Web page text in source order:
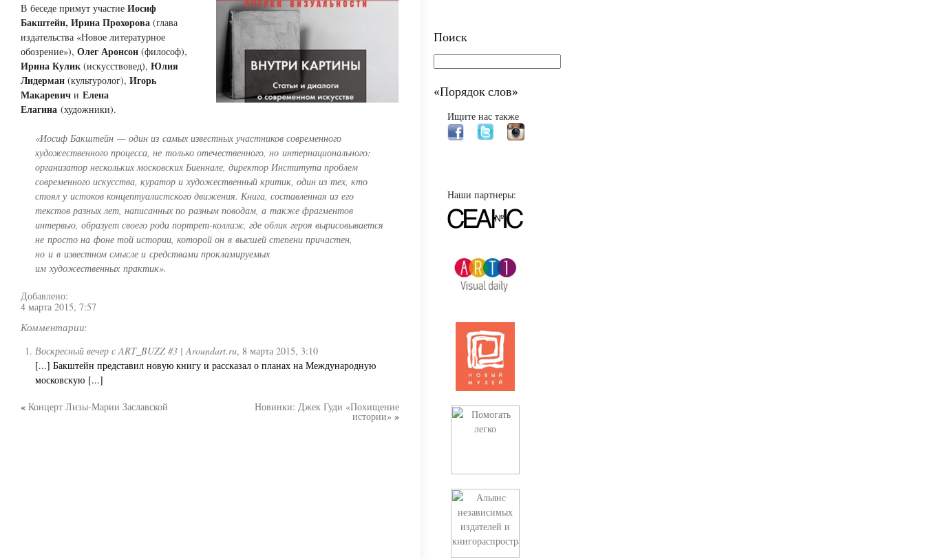
В беседе примут участие Иосиф
Бакштейн, Ирина Прохорова (глава
издательства «Новое литературное
обозрение»), Олег Аронсон (философ),
Ирина Кулик (искусствовед), Юлия
Лидерман (культуролог), Игорь
Макаревич и Елена
Елагина (художники).
«Иосиф Бакштейн — один из самых известных участников современного
художественного процесса, не только отечественного, но интернационального:
организатор нескольких московских Биеннале, директор Института проблем
современного искусства, куратор и художественный критик, один из тех, кто
стоял у истоков концептуалистского движения. Книга, составленная из его
текстов разных лет, написанных по разным поводам, а также фрагментов
интервью, образует своего рода портрет-коллаж, где облик героя вырисовывается
не просто на фоне той истории, которой он в высшей степени причастен,
но и в известном смысле и средствами прокламируемых
им художественных практик».
Добавлено:
4 марта 2015, 7:57
Комментарии:
Воскресный вечер с ART_BUZZ #3 | Aroundart.ru, 8 марта 2015, 3:10
[...] Бакштейн представил новую книгу и рассказал о планах на Международную
московскую [...]
« Концерт Лизы-Марии Заславской Новинки: Джек Гуди «Похищение
истории» »
Поиск
«Порядок слов»
Ищите нас также
Наши партнеры: